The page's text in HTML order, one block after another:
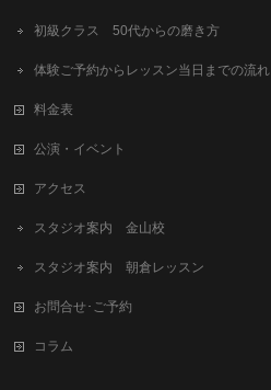
初級クラス 50代からの磨き方
体験ご予約からレッスン当日までの流れ
料金表
公演・イベント
アクセス
スタジオ案内 金山校
スタジオ案内 朝倉レッスン
お問合せ･ご予約
コラム